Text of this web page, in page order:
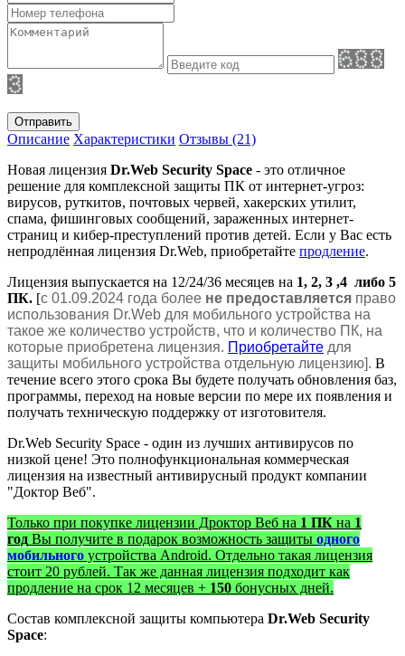
Отправить
Описание Характеристики Отзывы (21)
Новая лицензия Dr.Web Security Space - это отличное
решение для комплексной защиты ПК от интернет-угроз:
вирусов, руткитов, почтовых червей, хакерских утилит,
спама, фишинговых сообщений, зараженных интернет-
страниц и кибер-преступлений против детей. Если у Вас есть
непродлённая лицензия Dr.Web, приобретайте продление.
Лицензия выпускается на 12/24/36 месяцев на 1, 2, 3 ,4 либо 5
ПК. [с 01.09.2024 года более не предоставляется право
использования Dr.Web для мобильного устройства на
такое же количество устройств, что и количество ПК, на
которые приобретена лицензия. Приобретайте для
защиты мобильного устройства отдельную лицензию]. В
течение всего этого срока Вы будете получать обновления баз,
программы, переход на новые версии по мере их появления и
получать техническую поддержку от изготовителя.
Dr.Web Security Space - один из лучших антивирусов по
низкой цене! Это полнофункциональная коммерческая
лицензия на известный антивирусный продукт компании
"Доктор Веб".
Только при покупке лицензии Дроктор Веб на 1 ПК на 1
год Вы получите в подарок возможность защиты одного
мобильного устройства Android. Отдельно такая лицензия
стоит 20 рублей. Так же данная лицензия подходит как
продление на срок 12 месяцев + 150 бонусных дней.
Состав комплексной защиты компьютера Dr.Web Security
Space: